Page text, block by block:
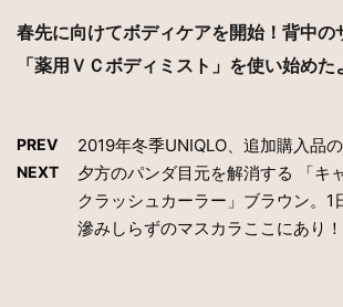
春先に向けてボディケアを開始！背中の
「薬用ＶＣボディミスト」を使い始めた
PREV 2019年冬季UNIQLO、追加購入品
NEXT
夕方のパンダ目元を解消する 「キ
クラッシュカーラー」ブラウン。1
滲みしらずのマスカラここにあり！